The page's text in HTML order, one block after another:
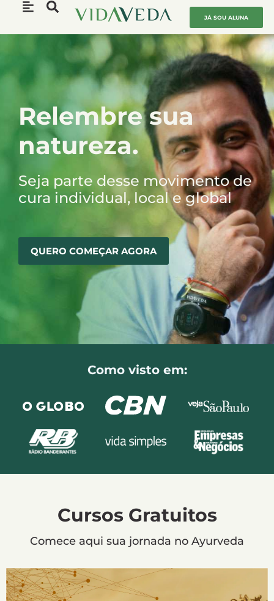
JÁ SOU ALUNA
Relembre sua
natureza.
Seja parte desse movimento de
cura individual, local e global
QUERO COMEÇAR AGORA
Como visto em:
Cursos Gratuitos
Comece aqui sua jornada no Ayurveda